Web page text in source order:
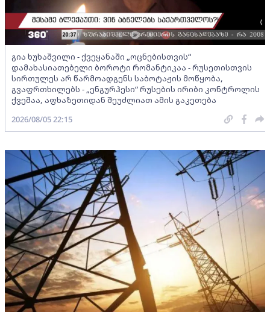
გია ხუხაშვილი - ქვეყანაში „ოცნებისთვის“
დამახასიათებელი ბოროტი რომანტიკაა - რუსეთისთვის
სირთულეს არ წარმოადგენს საბოტაჟის მოწყობა,
გვაფრთხილებს - „ენგურჰესი“ რუსების ირიბი კონტროლის
ქვეშაა, აფხაზეთიდან შეუძლიათ ამის გაკეთება
2026/08/05 22:15